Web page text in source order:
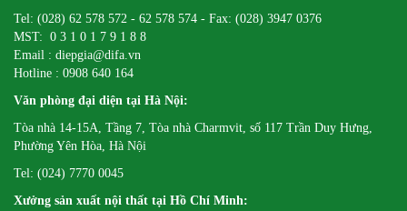
Tel: (028) 62 578 572 - 62 578 574 - Fax: (028) 3947 0376
MST: 0 3 1 0 1 7 9 1 8 8
Email : diepgia@difa.vn
Hotline : 0908 640 164
Văn phòng đại diện tại Hà Nội:
Tòa nhà 14-15A, Tầng 7, Tòa nhà Charmvit, số 117 Trần Duy Hưng,
Phường Yên Hòa, Hà Nội
Tel: (024) 7770 0045
Xưởng sản xuất nội thất tại Hồ Chí Minh: